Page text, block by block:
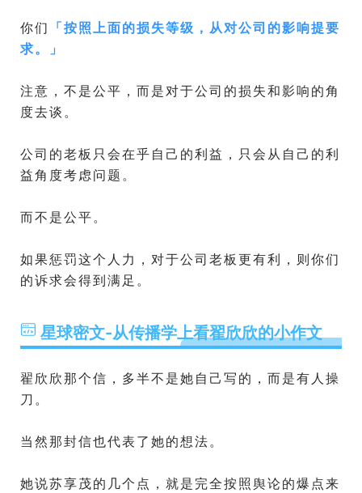
你们 「按照上面的损失等级，从对公司的影响提要
求。
」
注意，不是公平，而是对于公司的损失和影响的角
度去谈。
公司的老板只会在乎自己的利益，只会从自己的利
益角度考虑问题。
而不是公平。
如果惩罚这个人力，对于公司老板更有利，则你们
的诉求会得到满足。
星球密文-从传播学上看翟欣欣的小作文
翟欣欣那个信，多半不是她自己写的，而是有人操
刀。
当然那封信也代表了她的想法。
她说苏享茂的几个点，就是完全按照舆论的爆点来